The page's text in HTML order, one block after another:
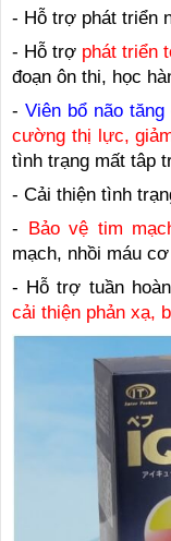
- Hỗ trợ phát triển
- Hỗ trợ phát triển
đoạn ôn thi, học
-Viên bổ não
cường thị lực,
tình trạng mất tâp
- Cải thiện tình
- Bảo vệ tim
mạch, nhồi máu
- Hỗ trợ tuần
cải thiện phản xạ,